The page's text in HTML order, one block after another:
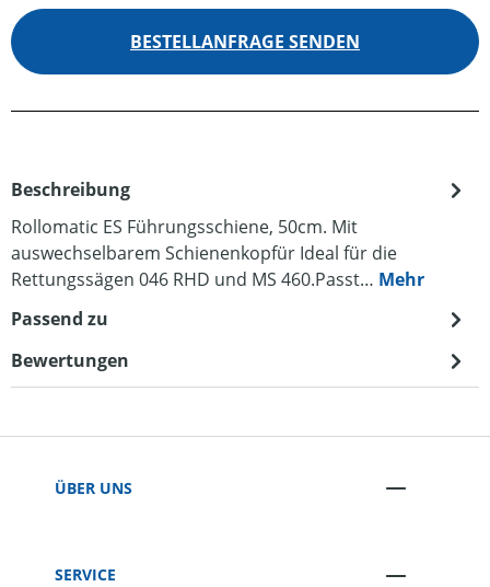
BESTELLANFRAGE SENDEN
Beschreibung
Rollomatic ES Führungsschiene, 50cm. Mit
auswechselbarem Schienenkopfür Ideal für die
Rettungssägen 046 RHD und MS 460.Passt… Mehr
Passend zu
Bewertungen
ÜBER UNS
SERVICE